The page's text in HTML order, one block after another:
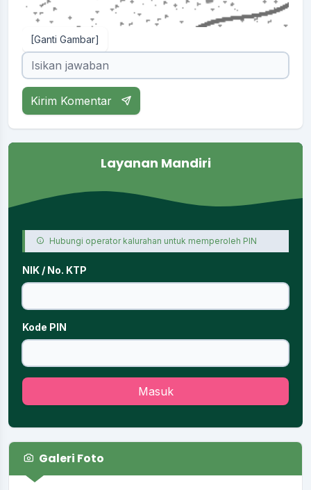
[Ganti Gambar]
Kirim Komentar
Layanan Mandiri
Hubungi operator kalurahan untuk memperoleh PIN
NIK / No. KTP
Kode PIN
Masuk
Galeri Foto